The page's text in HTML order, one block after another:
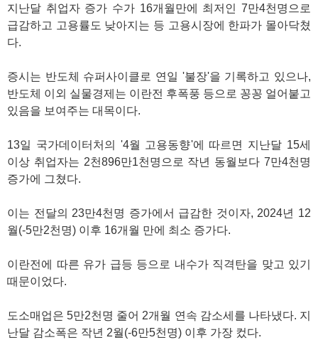
지난달 취업자 증가 수가 16개월만에 최저인 7만4천명으로
급감하고 고용률도 낮아지는 등 고용시장에 한파가 몰아닥쳤
다.
증시는 반도체 슈퍼사이클로 연일 '불장'을 기록하고 있으나,
반도체 이외 실물경제는 이란전 후폭풍 등으로 꽁꽁 얼어붙고
있음을 보여주는 대목이다.
13일 국가데이터처의 '4월 고용동향'에 따르면 지난달 15세
이상 취업자는 2천896만1천명으로 작년 동월보다 7만4천명
증가에 그쳤다.
이는 전달의 23만4천명 증가에서 급감한 것이자, 2024년 12
월(-5만2천명) 이후 16개월 만에 최소 증가다.
이란전에 따른 유가 급등 등으로 내수가 직격탄을 맞고 있기
때문이었다.
도소매업은 5만2천명 줄어 2개월 연속 감소세를 나타냈다. 지
난달 감소폭은 작년 2월(-6만5천명) 이후 가장 컸다.